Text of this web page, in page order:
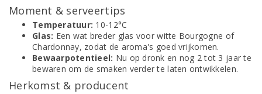
Moment & serveertips
Temperatuur: 10-12°C
Glas: Een wat breder glas voor witte Bourgogne of
Chardonnay, zodat de aroma's goed vrijkomen.
Bewaarpotentieel: Nu op dronk en nog 2 tot 3 jaar te
bewaren om de smaken verder te laten ontwikkelen.
Herkomst & producent